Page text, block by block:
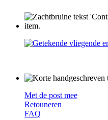
Met de post mee
Retouneren
FAQ